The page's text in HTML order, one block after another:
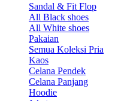
Sandal & Fit Flop
All Black shoes
All White shoes
Pakaian
Semua Koleksi Pria
Kaos
Celana Pendek
Celana Panjang
Hoodie